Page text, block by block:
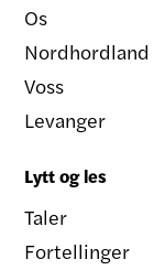
Os
Nordhordland
Voss
Levanger
Lytt og les
Taler
Fortellinger